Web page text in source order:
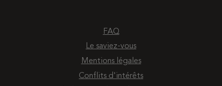
FAQ
Le saviez-vous
Mentions légales
Conflits d'intérêts